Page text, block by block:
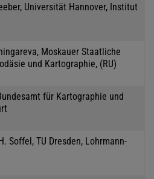
Universität Hannover, Institut
Moskauer Staatliche
und Kartographie, (RU)
für Kartographie und
Soffel, TU Dresden, Lohrmann-